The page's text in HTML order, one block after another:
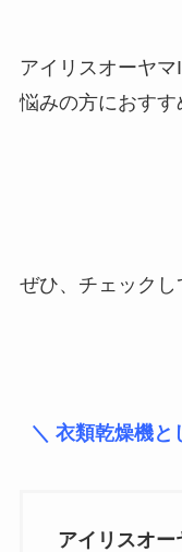
アイリスオーヤ
悩みの方におすす
ぜひ、チェック
＼ 衣類乾燥機と
アイリスオ